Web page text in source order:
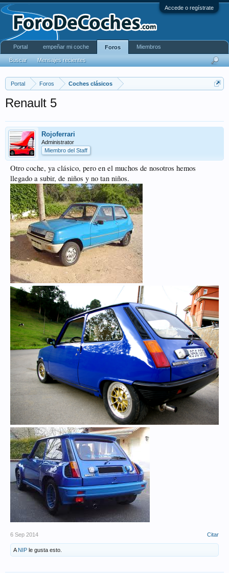
Accede o regístrate
Portal Foros Coches clásicos
Renault 5
Rojoferrari
Administrator
Miembro del Staff
Otro coche, ya clásico, pero en el muchos de nosotros hemos
llegado a subir, de niños y no tan niños.
6 Sep 2014 Citar
A NIP le gusta esto.
Portal empeñar mi coche Foros
Buscar Mensajes recientes
Miembros